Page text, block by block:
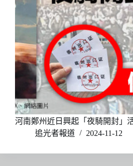
河南鄭州近日興起「夜騎開封」
追光者報道
2024-11-12